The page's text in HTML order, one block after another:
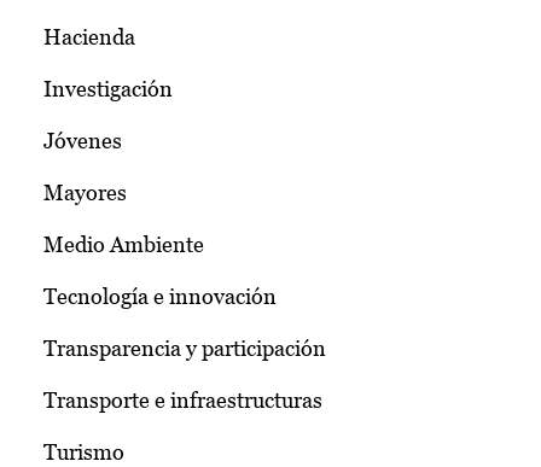
Hacienda
Investigación
Jóvenes
Mayores
Medio Ambiente
Tecnología e innovación
Transparencia y participación
Transporte e infraestructuras
Turismo